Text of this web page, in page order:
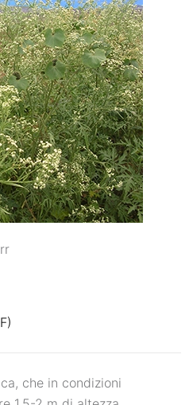
che in condizioni